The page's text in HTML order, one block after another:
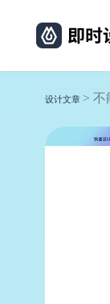
设计文章 > 不